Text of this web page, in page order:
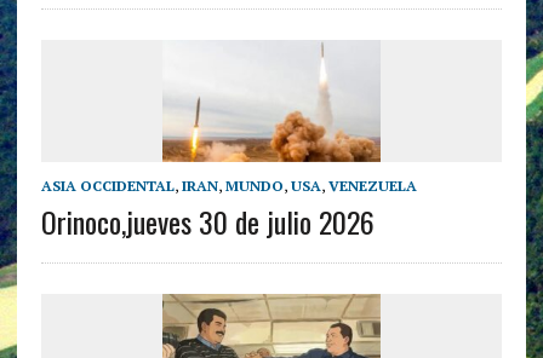
ASIA OCCIDENTAL, IRAN, MUNDO, USA, VENEZUELA
Orinoco,jueves 30 de julio 2026